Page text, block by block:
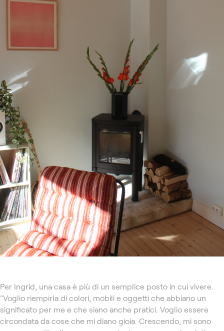
Per Ingrid, una casa è più di un semplice posto in cui vivere.
"Voglio riempirla di colori, mobili e oggetti che abbiano un
significato per me e che siano anche pratici. Voglio essere
circondata da cose che mi diano gioia. Crescendo, mi sono